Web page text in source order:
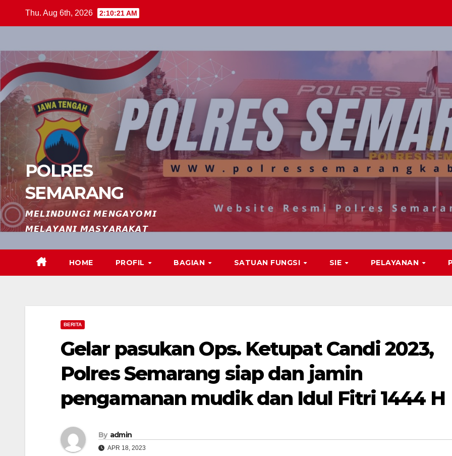
Thu. Aug 6th, 2026 2:10:22 AM
POLRES
SEMARANG
𝙈𝙀𝙇𝙄𝙉𝘿𝙐𝙉𝙂𝙄 𝙈𝙀𝙉𝙂𝘼𝙔𝙊𝙈𝙄
𝙈𝙀𝙇𝘼𝙔𝘼𝙉𝙄 𝙈𝘼𝙎𝙔𝘼𝙍𝘼𝙆𝘼𝙏
HOME PROFIL BAGIAN SATUAN FUNGSI SIE PELAYANAN
BERITA
Gelar pasukan Ops. Ketupat Candi 2023,
Polres Semarang siap dan jamin
pengamanan mudik dan Idul Fitri 1444 H
By admin
APR 18, 2023